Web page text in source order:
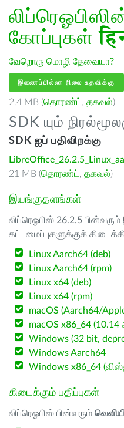
கோப்புகள்
வேறொரு மொழி தேவையா?
இணைப்பில்லா நிலை உதவிக்கு
2.4 MB (தொரண்ட் , தகவல்)
SDK யும்
SDK ஐப் பதிவிறக்கு
21 MB (தொரண்ட் , தகவல்)
இயங்குதளங்கள்
லிப்ரெஓபிஸ் 26.2.5
கட்டமைப்புகளுக்குக்
Linux Aarch64 (deb)
Linux Aarch64 (rpm)
Linux x64 (deb)
Linux x64 (rpm)
macOS (Aarch64/
macOS x86_64
Windows (32 bit,
Windows Aarch64
Windows x86_64
கிடைக்கும் பதிப்புகள்
லிப்ரெஓபிஸ் பின்வரும்